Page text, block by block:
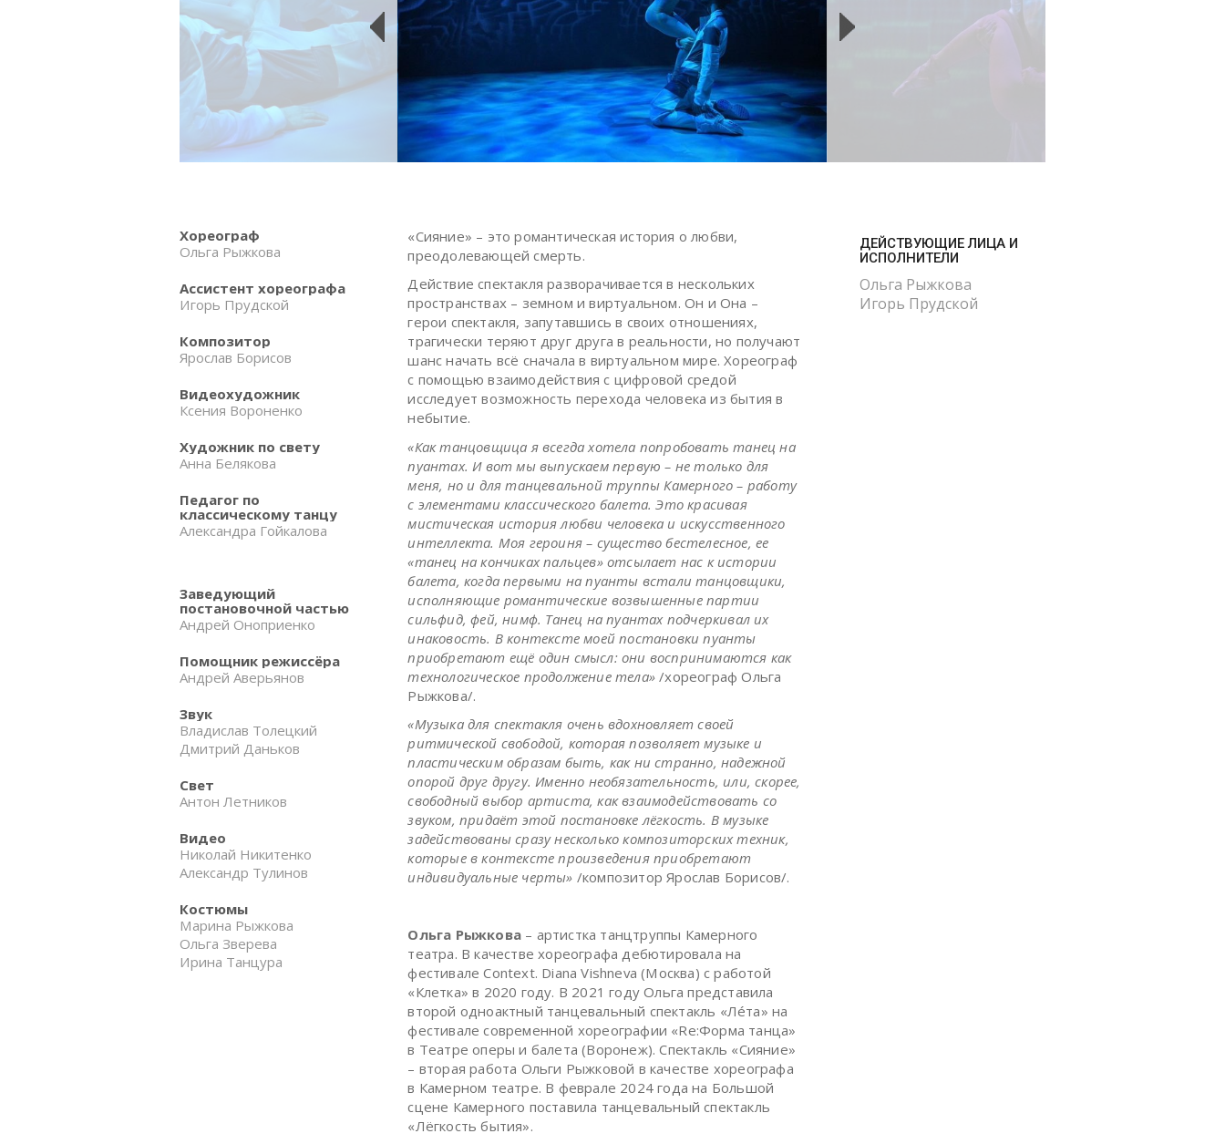
Хореограф
Ольга Рыжкова
Ассистент хореографа
Игорь Прудской
Композитор
Ярослав Борисов
Видеохудожник
Ксения Вороненко
Художник по свету
Анна Белякова
Педагог по
классическому танцу
Александра Гойкалова
Заведующий
постановочной частью
Андрей Оноприенко
Помощник режиссёра
Андрей Аверьянов
Звук
Владислав Толецкий
Дмитрий Даньков
Свет
Антон Летников
Видео
Николай Никитенко
Александр Тулинов
Костюмы
Марина Рыжкова
Ольга Зверева
Ирина Танцура
«Сияние» – это романтическая история о любви,
преодолевающей смерть.
Действие спектакля разворачивается в нескольких
пространствах – земном и виртуальном. Он и Она –
герои спектакля, запутавшись в своих отношениях,
трагически теряют друг друга в реальности, но получают
шанс начать всё сначала в виртуальном мире. Хореограф
с помощью взаимодействия с цифровой средой
исследует возможность перехода человека из бытия в
небытие.
«Как танцовщица я всегда хотела попробовать танец на
пуантах. И вот мы выпускаем первую – не только для
меня, но и для танцевальной труппы Камерного – работу
с элементами классического балета. Это красивая
мистическая история любви человека и искусственного
интеллекта. Моя героиня – существо бестелесное, ее
«танец на кончиках пальцев» отсылает нас к истории
балета, когда первыми на пуанты встали танцовщики,
исполняющие романтические возвышенные партии
сильфид, фей, нимф. Танец на пуантах подчеркивал их
инаковость. В контексте моей постановки пуанты
приобретают ещё один смысл: они воспринимаются как
технологическое продолжение тела»/хореограф Ольга
Рыжкова/.
«Музыка для спектакля очень вдохновляет своей
ритмической свободой, которая позволяет музыке и
пластическим образам быть, как ни странно, надежной
опорой друг другу. Именно необязательность, или, скорее,
свободный выбор артиста, как взаимодействовать со
звуком, придаёт этой постановке лёгкость. В музыке
задействованы сразу несколько композиторских техник,
которые в контексте произведения приобретают
индивидуальные черты» /композитор Ярослав Борисов/.
Ольга Рыжкова – артистка танцтруппы Камерного
театра. В качестве хореографа дебютировала на
фестивале Context. Diana Vishneva (Москва) с работой
«Клетка» в 2020 году. В 2021 году Ольга представила
второй одноактный танцевальный спектакль «Лéта» на
фестивале современной хореографии «Re:Форма танца»
в Театре оперы и балета (Воронеж). Спектакль «Сияние»
– вторая работа Ольги Рыжковой в качестве хореографа
в Камерном театре. В феврале 2024 года на Большой
сцене Камерного поставила танцевальный спектакль
«Лёгкость бытия».
ДЕЙСТВУЮЩИЕ ЛИЦА И
ИСПОЛНИТЕЛИ
Ольга Рыжкова
Игорь Прудской